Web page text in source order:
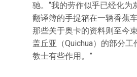
驰。“我的劳作似乎已经化为
翻译簿的手提箱在一辆香蕉
那些关于奥卡的资料则至今
盖丘亚（Quichua）的部分
教士有些作用。”